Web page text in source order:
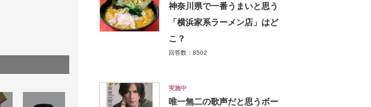
神奈川県で一番うまいと思う
「横浜家系ラーメン店」はど
こ？
回答数：8502
実施中
唯一無二の歌声だと思うボー